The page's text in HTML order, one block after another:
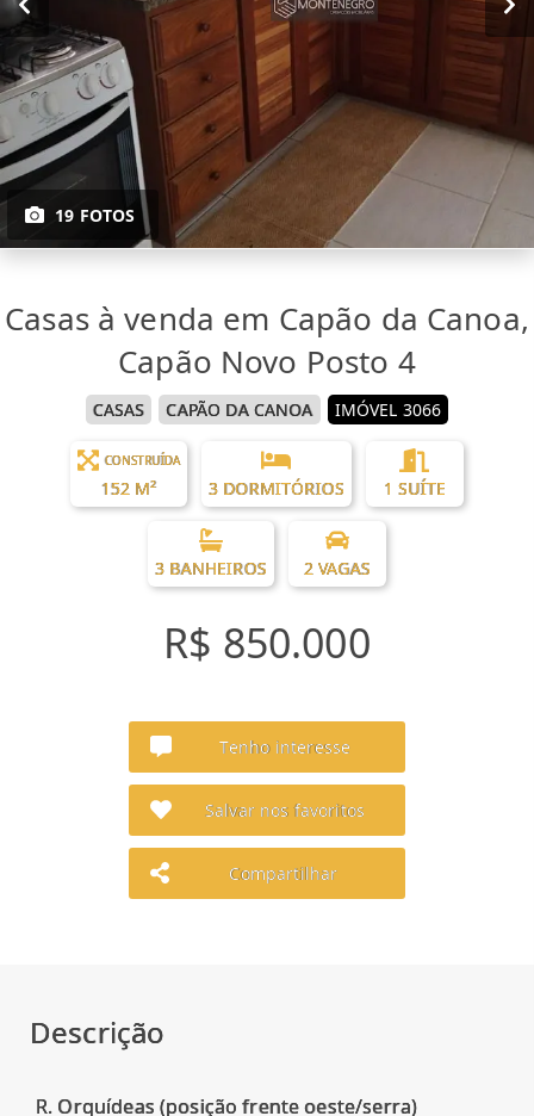
19 FOTOS
Casas à venda em Capão da Canoa,
Capão Novo Posto 4
CASAS CAPÃO DA CANOA IMÓVEL 3066
CONSTRUÍDA
152 M² 3 DORMITÓRIOS 1 SUÍTE
3 BANHEIROS 2 VAGAS
R$ 850.000
Tenho interesse
Salvar nos favoritos
Compartilhar
Descrição
R. Orquídeas (posição frente oeste/serra)